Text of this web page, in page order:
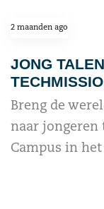
2 maanden ago
JONG
Breng de
naar jongeren
Campus in